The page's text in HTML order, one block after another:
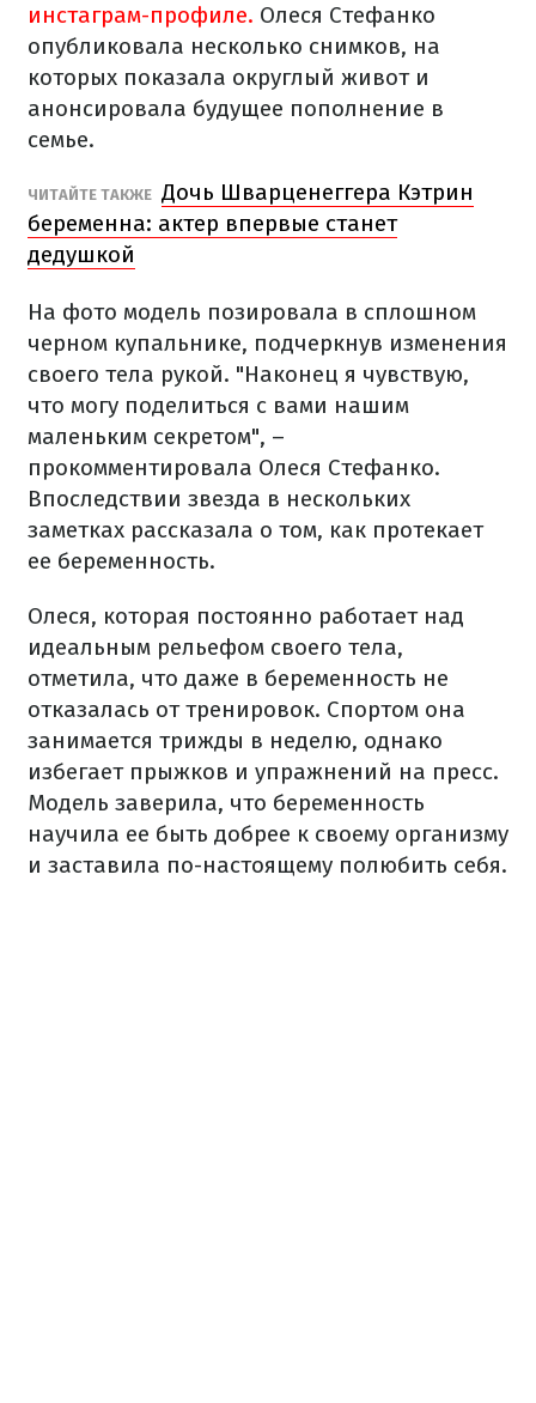
инстаграм-профиле. Олеся Стефанко
опубликовала несколько снимков, на
которых показала округлый живот и
анонсировала будущее пополнение в
семье.
ЧИТАЙТЕ ТАКЖЕ Дочь Шварценеггера Кэтрин
беременна: актер впервые станет
дедушкой
На фото модель позировала в сплошном
черном купальнике, подчеркнув изменения
своего тела рукой. "Наконец я чувствую,
что могу поделиться с вами нашим
маленьким секретом", –
прокомментировала Олеся Стефанко.
Впоследствии звезда в нескольких
заметках рассказала о том, как протекает
ее беременность.
Олеся, которая постоянно работает над
идеальным рельефом своего тела,
отметила, что даже в беременность не
отказалась от тренировок. Спортом она
занимается трижды в неделю, однако
избегает прыжков и упражнений на пресс.
Модель заверила, что беременность
научила ее быть добрее к своему организму
и заставила по-настоящему полюбить себя.